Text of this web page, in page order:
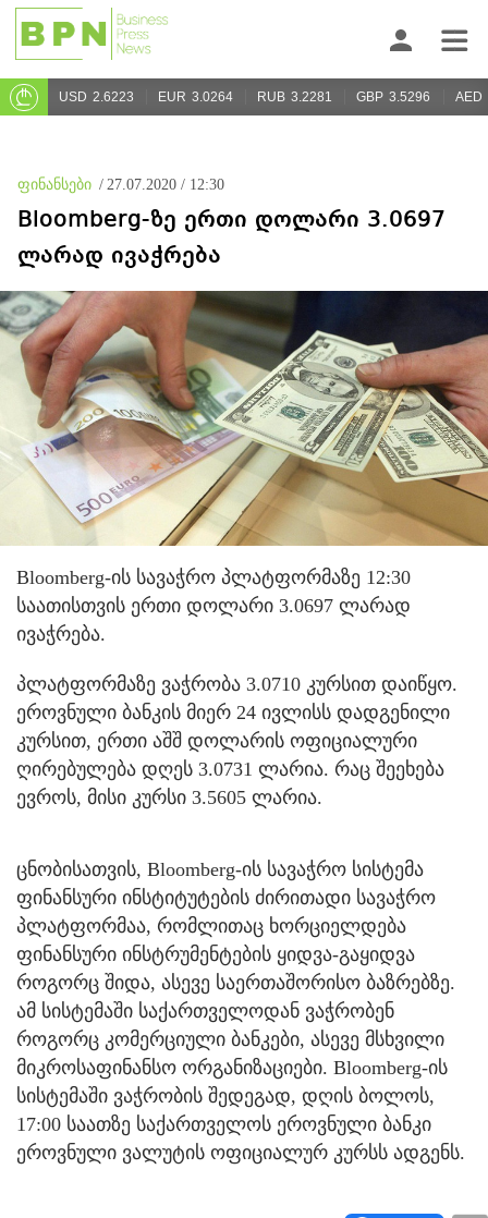
USD 2.6223 EUR 3.0264 RUB 3.2281 GBP 3.5296 AED
ფინანსები / 27.07.2020 / 12:30
Bloomberg-ზე ერთი დოლარი 3.0697
ლარად ივაჭრება
Bloomberg-ის სავაჭრო პლატფორმაზე 12:30
საათისთვის ერთი დოლარი 3.0697 ლარად
ივაჭრება.
პლატფორმაზე ვაჭრობა 3.0710 კურსით დაიწყო.
ეროვნული ბანკის მიერ 24 ივლისს დადგენილი
კურსით, ერთი აშშ დოლარის ოფიციალური
ღირებულება დღეს 3.0731 ლარია. რაც შეეხება
ევროს, მისი კურსი 3.5605 ლარია.
ცნობისათვის, Bloomberg-ის სავაჭრო სისტემა
ფინანსური ინსტიტუტების ძირითადი სავაჭრო
პლატფორმაა, რომლითაც ხორციელდება
ფინანსური ინსტრუმენტების ყიდვა-გაყიდვა
როგორც შიდა, ასევე საერთაშორისო ბაზრებზე.
ამ სისტემაში საქართველოდან ვაჭრობენ
როგორც კომერციული ბანკები, ასევე მსხვილი
მიკროსაფინანსო ორგანიზაციები. Bloomberg-ის
სისტემაში ვაჭრობის შედეგად, დღის ბოლოს,
17:00 საათზე საქართველოს ეროვნული ბანკი
ეროვნული ვალუტის ოფიციალურ კურსს ადგენს.